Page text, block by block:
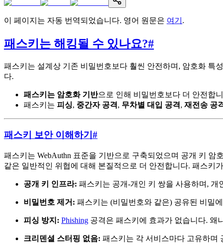
이 페이지는 자동 번역되었습니다. 영어 원문은 여기 .
패스키는 해킹될 수 있나요?#
패스키는 설계상 기존 비밀번호보다 훨씬 안전하며, 암호화 특
다.
패스키는 암호화 기반으로 인해 비밀번호보다 더 안전합
패스키는 피싱, 중간자 공격, 무차별 대입 공격, 재전송 공
패스키 보안 이해하기 #
패스키는 WebAuthn 표준을 기반으로 구축되었으며 공개 키
같은 일반적인 위협에 대해 본질적으로 더 안전합니다. 패스키
공개 키 인프라: 패스키는 공개-개인 키 쌍을 사용하며,
비밀번호 제거: 패스키는 (비밀번호와 같은) 공유된 비밀
피싱 방지: Phishing 공격은 패스키에 효과가 없습니다. 왜
크리덴셜 스터핑 없음: 패스키는 각 서비스마다 고유하며